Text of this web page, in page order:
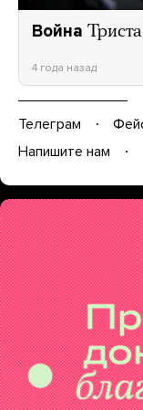
Война
4 года назад
Телеграм
Напишите нам